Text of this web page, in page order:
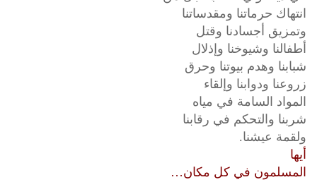
انتهاك حرماتنا ومقدساتنا
وتمزيق أجسادنا وقتل
أطفالنا وشيوخنا وإذلال
شبابنا وهدم بيوتنا وحرق
زروعنا ودوابنا وإلقاء
المواد السامة في مياه
شربنا والتحكم في رقابنا
ولقمة عيشنا.
أيها
المسلمون في كل مكان…